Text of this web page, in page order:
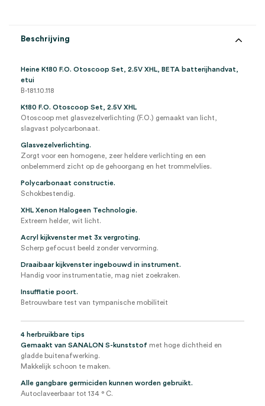
batterijhandvat,
aantal
Beschrijving
Heine K180 F.O. Otoscoop Set, 2.5V XHL, BETA batterijhandvat,
etui
B-181.10.118
K180 F.O. Otoscoop Set, 2.5V XHL
Otoscoop met glasvezelverlichting (F.O.) gemaakt van licht,
slagvast polycarbonaat.
Glasvezelverlichting.
Zorgt voor een homogene, zeer heldere verlichting en een
onbelemmerd zicht op de gehoorgang en het trommelvlies.
Polycarbonaat constructie.
Schokbestendig.
XHL Xenon Halogeen Technologie.
Extreem helder, wit licht.
Acryl kijkvenster met 3x vergroting.
Scherp gefocust beeld zonder vervorming.
Draaibaar kijkvenster ingebouwd in instrument.
Handig voor instrumentatie, mag niet zoekraken.
Insufflatie poort.
Betrouwbare test van tympanische mobiliteit
4 herbruikbare tips
Gemaakt van SANALON S-kunststof met hoge dichtheid en
gladde buitenafwerking.
Makkelijk schoon te maken.
Alle gangbare germiciden kunnen worden gebruikt.
Autoclaveerbaar tot 134 ° C.